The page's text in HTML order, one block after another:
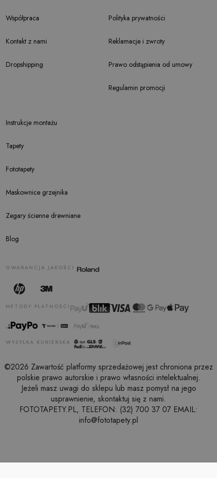
Współpraca
Kontakt z nami
Dropshipping
Instrukcje montażu
Tapety
Fototapety
Maskownice grzejnika
Zegary ścienne drewniane
Blog
Polityka prywatności
Reklamacje i zwroty
Prawo odstąpienia od umowy
Regulamin promocji
GWARANCJA JAKOŚCI
WYSYŁKA KURIERSKA
METODY PŁATNOŚCI
©2026 Zawartość platformy sprzedażowej jest chroniona przez
polskie prawo autorskie i prawo własności intelektualnej.
Jeżeli masz uwagi do sklepu lub masz pomysł na jego
usprawnienie, skontaktuj się z nami.
FOTOTAPETY.PL, TELEFON: (32) 700 37 07 EMAIL:
info@fototapety.pl